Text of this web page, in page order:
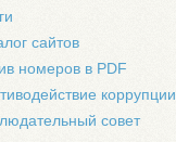
сайтов
номеров в PDF
коррупции
совет